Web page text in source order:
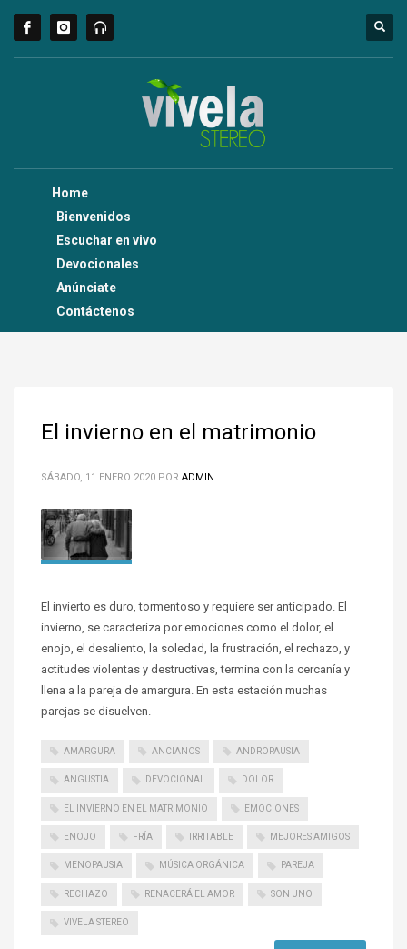
Home
Bienvenidos
Escuchar en vivo
Devocionales
Anúnciate
Contáctenos
El invierno en el matrimonio
SÁBADO, 11 ENERO 2020 POR ADMIN
El invierto es duro, tormentoso y requiere ser anticipado. El
invierno, se caracteriza por emociones como el dolor, el
enojo, el desaliento, la soledad, la frustración, el rechazo, y
actitudes violentas y destructivas, termina con la cercanía y
llena a la pareja de amargura. En esta estación muchas
parejas se disuelven.
AMARGURA ANCIANOS ANDROPAUSIA
ANGUSTIA DEVOCIONAL DOLOR
EL INVIERNO EN EL MATRIMONIO EMOCIONES
ENOJO FRÍA IRRITABLE MEJORES AMIGOS
MENOPAUSIA MÚSICA ORGÁNICA PAREJA
RECHAZO RENACERÁ EL AMOR SON UNO
VIVELA STEREO